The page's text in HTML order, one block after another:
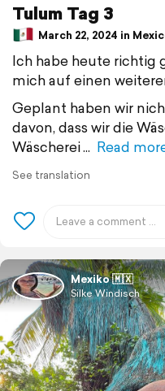
Tulum Tag 3
March 22, 2024 in
Ich habe heute richtig
mich auf einen
Geplant haben wir
davon, dass wir die
Wäscherei
Read
See translation
Mexiko 🇲🇽
Silke Windisch